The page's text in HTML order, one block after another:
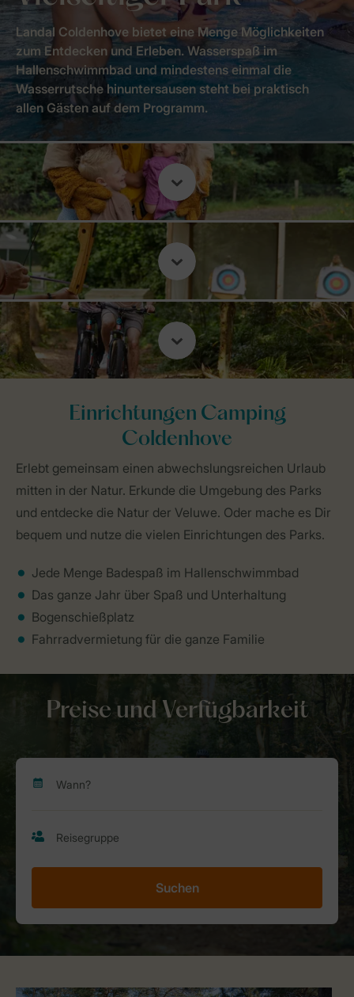
Landal Coldenhove bietet eine Menge Möglichkeiten
zum Entdecken und Erleben. Wasserspaß im
Hallenschwimmbad und mindestens einmal die
Wasserrutsche hinuntersausen steht bei praktisch
allen Gästen auf dem Programm.
Einrichtungen Camping
Coldenhove
Erlebt gemeinsam einen abwechslungsreichen Urlaub
mitten in der Natur. Erkunde die Umgebung des Parks
und entdecke die Natur der Veluwe. Oder mache es Dir
bequem und nutze die vielen Einrichtungen des Parks.
Jede Menge Badespaß im Hallenschwimmbad
Das ganze Jahr über Spaß und Unterhaltung
Bogenschießplatz
Fahrradvermietung für die ganze Familie
Preise und Verfügbarkeit
Suchen